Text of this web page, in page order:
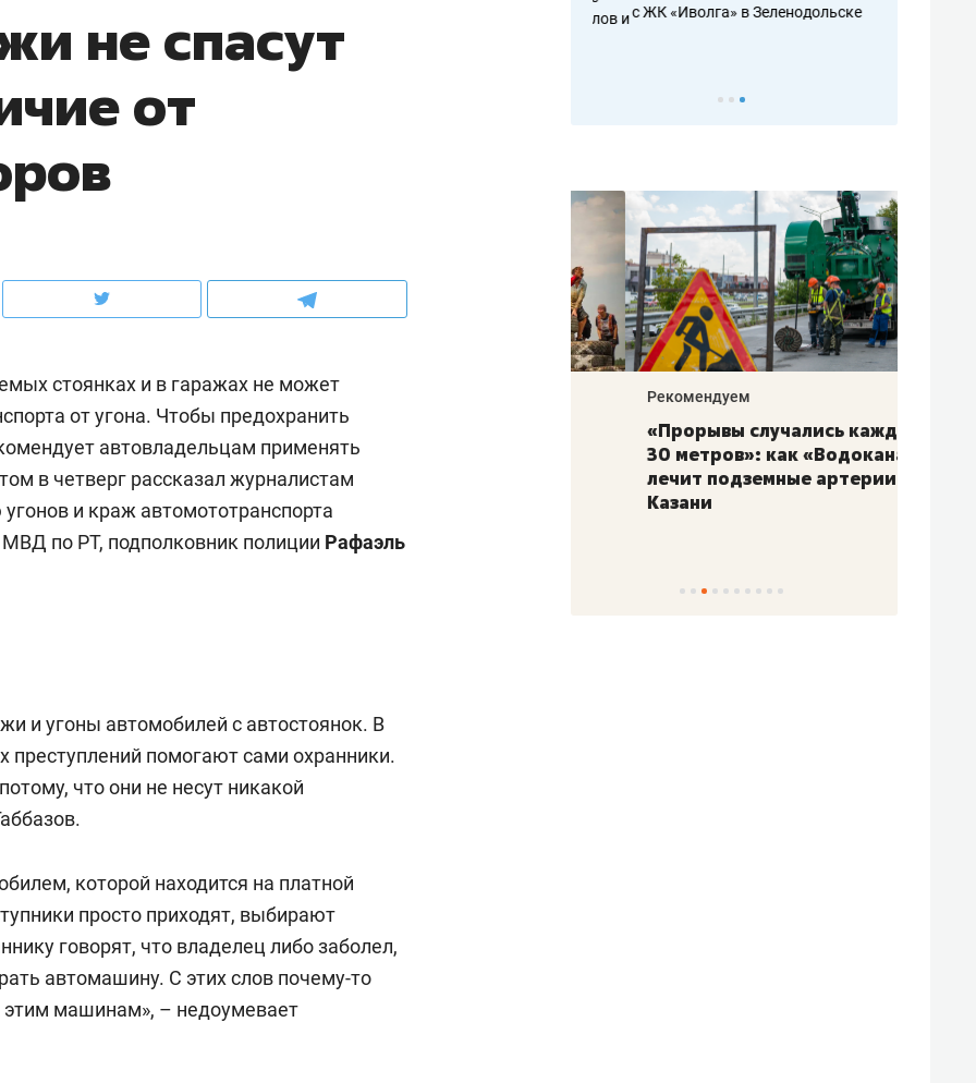
не спасут
от
стоянках и в гаражах не может
от угона. Чтобы предохранить
автовладельцам применять
в четверг рассказал журналистам
и краж автомототранспорта
по РТ, подполковник полиции Рафаэль
и угоны автомобилей с автостоянок. В
преступлений помогают сами охранники.
что они не несут никакой
которой находится на платной
просто приходят, выбирают
говорят, что владелец либо заболел,
автомашину. С этих слов почему-то
этим машинам», – недоумевает
налогах и развитии без кредитов
чем интересен Оман?
с ЖК «Иволга» в Зеленодольске
в дикой
работа
и физическим
как основа
команд
Рекомендуем
Мексика, рок-концерт
и вагон с чак-чаком: как
в Менделеевске прошла
«Гонка Героев»
Рекомендуем
«Прорывы случались каждые
30 метров»: как «Водоканал»
лечит подземные артерии
Казани